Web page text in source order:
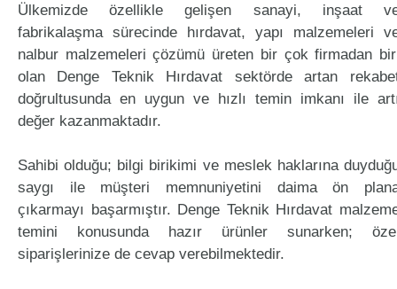
Ülkemizde özellikle gelişen sanayi, inşaat
fabrikalaşma sürecinde hırdavat, yapı malzemeleri
nalbur malzemeleri çözümü üreten bir çok firmadan
olan Denge Teknik Hırdavat sektörde artan
doğrultusunda en uygun ve hızlı temin imkanı ile
değer kazanmaktadır.
Sahibi olduğu; bilgi birikimi ve meslek haklarına
saygı ile müşteri memnuniyetini daima ön
çıkarmayı başarmıştır. Denge Teknik Hırdavat
temini konusunda hazır ürünler sunarken;
siparişlerinize de cevap verebilmektedir.